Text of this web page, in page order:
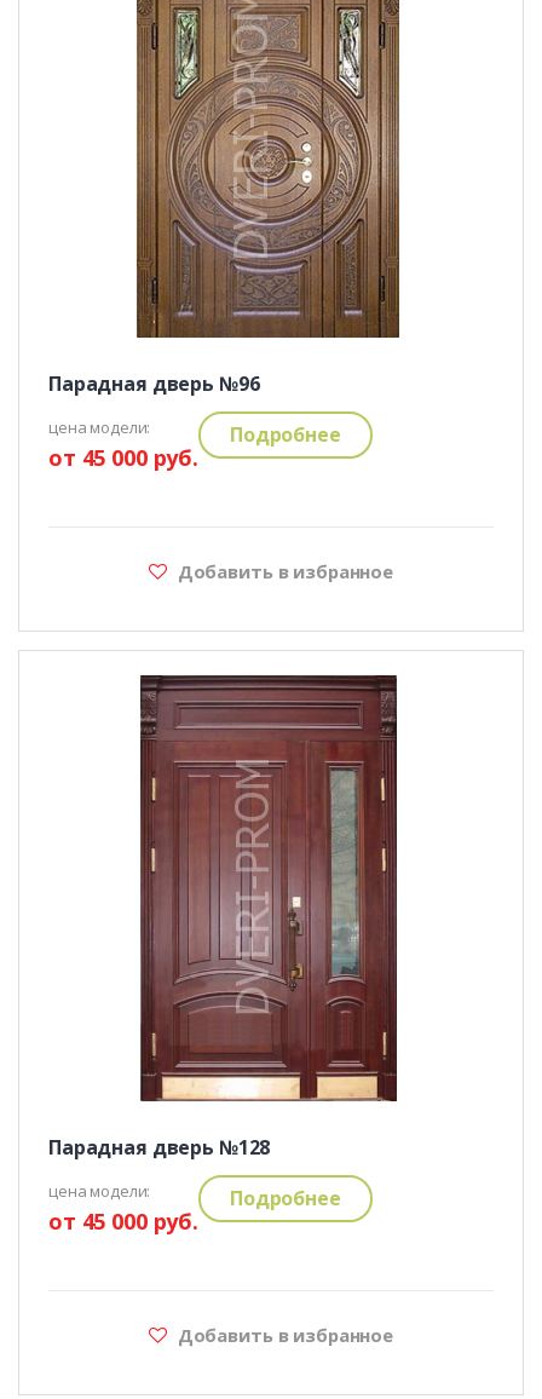
Парадная дверь №96
цена модели:
от 45 000 руб.
Подробнее
Добавить в избранное
Парадная дверь №128
цена модели:
от 45 000 руб.
Подробнее
Добавить в избранное